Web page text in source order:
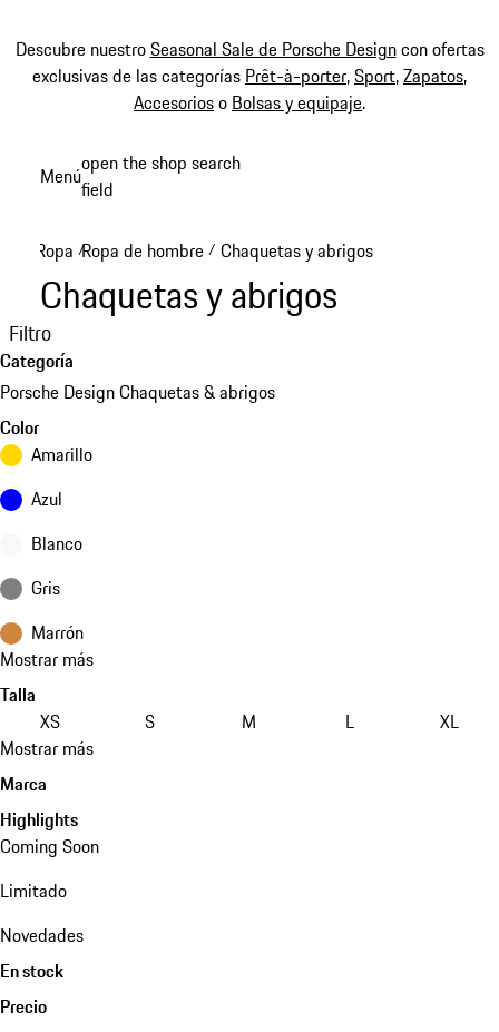
Descubre nuestroSeasonal Sale de Porsche Designcon ofertas
exclusivas de las categorías Prêt-à-porter,Sport,Zapatos,
Accesorioso Bolsas y equipaje.
Menúopen the shop search
field
Ropa /Ropa de hombre / Chaquetas y abrigos
Chaquetas y abrigos
Filtro
Categoría
Porsche Design Chaquetas & abrigos
Color
Amarillo
Azul
Blanco
Gris
Marrón
Mostrar más
Talla
XS
S M L
XL
Mostrar más
Marca
Highlights
Coming Soon
Limitado
Novedades
En stock
Precio